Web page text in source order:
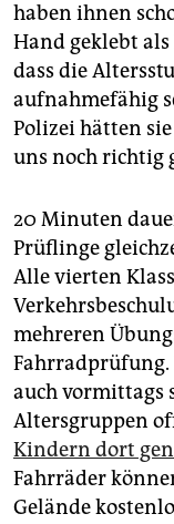
haben ihnen
Hand geklebt als
dass die
aufnahmefähig
Polizei hätten
uns noch richtig
20 Minuten
Prüflinge
Alle vierten
mehreren
auch vormittags
Altersgruppen
Kindern dort
Fahrräder
Gelände